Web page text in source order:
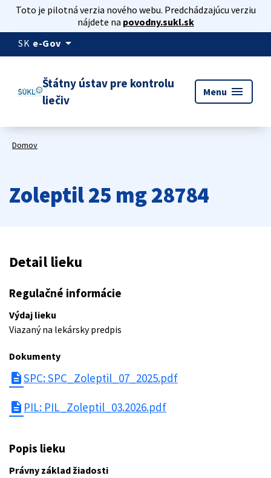
Toto je pilotná verzia nového webu. Predchádzajúcu verziu
nájdete na povodny.sukl.sk
SK e-Gov arrow_drop_down
Štátny ústav pre kontrolu
liečiv
Menu menu
Domov
Zoleptil 25 mg 28784
Detail lieku
Regulačné informácie
Výdaj lieku
Viazaný na lekársky predpis
Dokumenty
descriptionSPC: SPC_Zoleptil_07_2025.pdf
description PIL: PIL_Zoleptil_03.2026.pdf
Popis lieku
Právny základ žiadosti